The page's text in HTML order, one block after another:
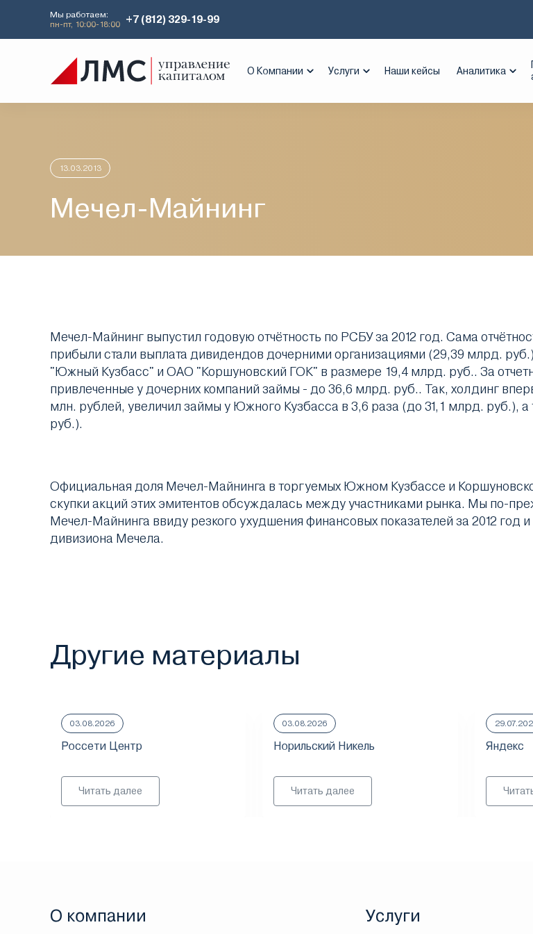
Мы работаем:
пн-пт, 10:00-18:00
+7 (812) 329-19-99
О Компании Услуги Наши кейсы Аналитика
Главная Аналитика Идеи дня Мечел-Майнинг
13.03.2013
Мечел-Майнинг
Мечел-Майнинг выпустил годовую отчётность по РСБУ за 2012 год. Сама
прибыли стали выплата дивидендов дочерними организациями (29,39 млрд.
"Южный Кузбасс" и ОАО "Коршуновский ГОК" в размере 19,4 млрд. руб.. За
привлеченные у дочерних компаний займы - до 36,6 млрд. руб.. Так, холдинг
млн. рублей, увеличил займы у Южного Кузбасса в 3,6 раза (до 31,1 млрд. руб.),
руб.).
Официальная доля Мечел-Майнинга в торгуемых Южном Кузбассе и
скупки акций этих эмитентов обсуждалась между участниками рынка. Мы по-
Мечел-Майнинга ввиду резкого ухудшения финансовых показателей за 2012
дивизиона Мечела.
Другие материалы
03.08.2026
Россети Центр
Читать далее
03.08.2026
Норильский Никель
Читать далее
Яндекс
О компании Услуги